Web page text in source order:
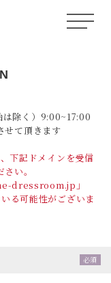
は除く）9:00~17:00
せて頂きます
下記ドメインを受信
い。
dressroom.jp」
る可能性がございま